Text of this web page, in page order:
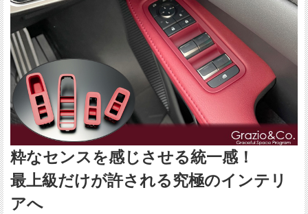
粋なセンスを感じさせる統一感！
最上級だけが許される究極のインテリ
アへ